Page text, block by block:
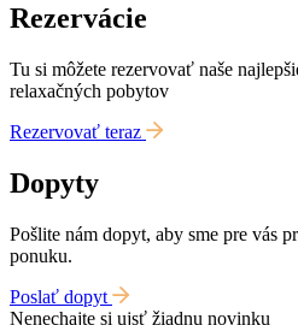
Rezervácie
Tu si môžete rezervovať naše
relaxačných pobytov
Rezervovať teraz
Dopyty
Pošlite nám dopyt, aby sme pre vás
ponuku.
Poslať dopyt
Nenechajte si ujsť žiadnu novinku